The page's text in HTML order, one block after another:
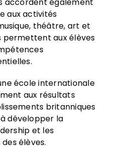
accordent également
aux activités
théâtre, art et
permettent aux élèves
école internationale
aux résultats
britanniques
développer la
et les
élèves.